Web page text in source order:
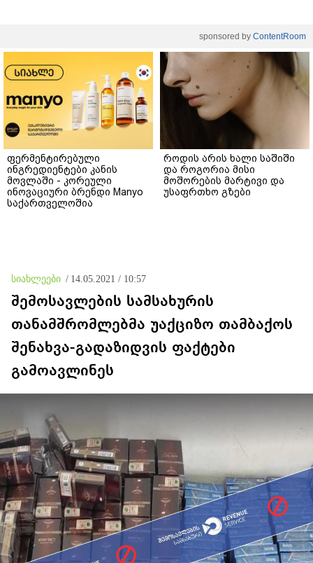
sponsored by ContentRoom
ფერმენტირებული
ინგრედიენტები კანის
მოვლაში - კორეული
ინოვაციური ბრენდი Manyo
საქართველოშია
როდის არის ხალი საშიში
და როგორია მისი
მოშორების მარტივი და
უსაფრთხო გზები
სიახლეები / 14.05.2021 / 10:57
შემოსავლების სამსახურის
თანამშრომლებმა უაქციზო თამბაქოს
შენახვა-გადაზიდვის ფაქტები
გამოავლინეს